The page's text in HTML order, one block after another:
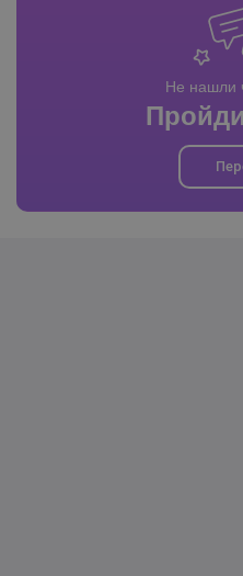
Не нашли